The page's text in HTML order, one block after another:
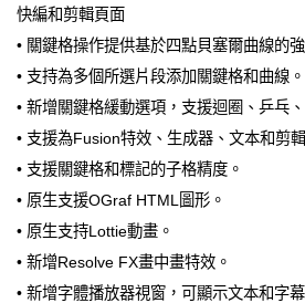
快編和剪輯頁面
• 關鍵格操作提供基於四點貝塞爾曲線的
• 支持為多個所選片段添加關鍵格和曲線。
• 新增關鍵格緩動選項，支援迴圈、乒乓
• 支援為Fusion特效、生成器、文本和剪
• 支援關鍵格和標記的子格精度。
• 原生支援OGraf HTML圖形。
• 原生支持Lottie動畫。
• 新增Resolve FX畫中畫特效。
• 新增字體播放器視窗，可顯示文本和字